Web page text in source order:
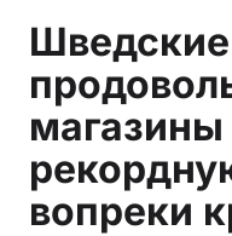
Шведские
вопреки